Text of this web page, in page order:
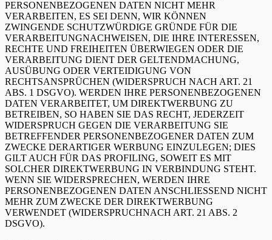
PERSONENBEZOGENEN DATEN NICHT MEHR
VERARBEITEN, ES SEI DENN, WIR KÖNNEN
ZWINGENDE SCHUTZWÜRDIGE GRÜNDE FÜR DIE
VERARBEITUNGNACHWEISEN, DIE IHRE INTERESSEN,
RECHTE UND FREIHEITEN ÜBERWIEGEN ODER DIE
VERARBEITUNG DIENT DER GELTENDMACHUNG,
AUSÜBUNG ODER VERTEIDIGUNG VON
RECHTSANSPRÜCHEN (WIDERSPRUCH NACH ART. 21
ABS. 1 DSGVO). WERDEN IHRE PERSONENBEZOGENEN
DATEN VERARBEITET, UM DIREKTWERBUNG ZU
BETREIBEN, SO HABEN SIE DAS RECHT, JEDERZEIT
WIDERSPRUCH GEGEN DIE VERARBEITUNG SIE
BETREFFENDER PERSONENBEZOGENER DATEN ZUM
ZWECKE DERARTIGER WERBUNG EINZULEGEN; DIES
GILT AUCH FÜR DAS PROFILING, SOWEIT ES MIT
SOLCHER DIREKTWERBUNG IN VERBINDUNG STEHT.
WENN SIE WIDERSPRECHEN, WERDEN IHRE
PERSONENBEZOGENEN DATEN ANSCHLIESSEND NICHT
MEHR ZUM ZWECKE DER DIREKTWERBUNG
VERWENDET (WIDERSPRUCHNACH ART. 21 ABS. 2
DSGVO).